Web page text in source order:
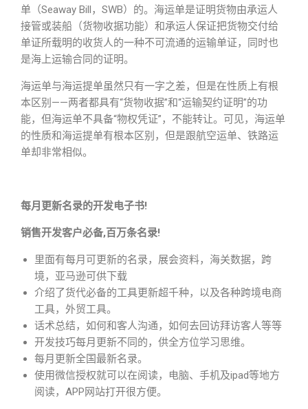
单（Seaway Bill，SWB）的。海运单是证明货物由承运人
接管或装船（货物收据功能）和承运人保证把货物交付给
单证所载明的收货人的一种不可流通的运输单证，同时也
是海上运输合同的证明。
海运单与海运提单虽然只有一字之差，但是在性质上有根
本区别——两者都具有“货物收据”和“运输契约证明”的功
能，但海运单不具备“物权凭证”，不能转让。可见，海运单
的性质和海运提单有根本区别，但是跟航空运单、铁路运
单却非常相似。
每月更新名录的开发电子书!
销售开发客户必备,百万条名录!
里面有每月可更新的名录，展会资料，海关数据，跨
境，亚马逊可供下载
介绍了货代必备的工具更新超千种，以及各种跨境电商
工具，外贸工具。
话术总结，如何和客人沟通，如何去回访拜访客人等等
开发技巧每月更新不同的，供全方位学习思维。
每月更新全国最新名录。
使用微信授权就可以在阅读，电脑、手机及ipad等地方
阅读，APP网站打开很方便。